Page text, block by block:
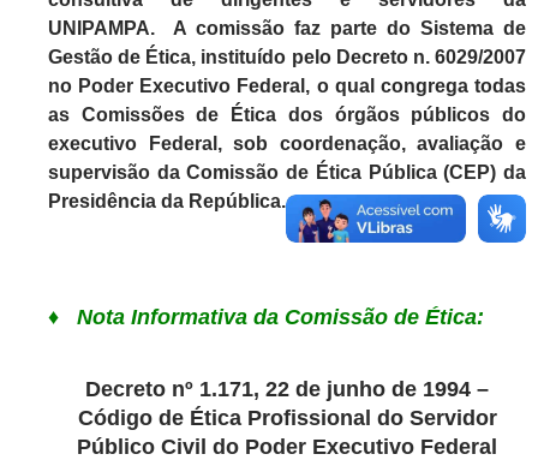
UNIPAMPA. A comissão faz parte do Sistema de
Gestão de Ética, instituído pelo Decreto n. 6029/2007
no Poder Executivo Federal, o qual congrega todas
as Comissões de Ética dos órgãos públicos do
executivo Federal, sob coordenação, avaliação e
supervisão da Comissão de Ética Pública (CEP) da
Presidência da República.
♦ Nota Informativa da Comissão de Ética:
Decreto nº 1.171, 22 de junho de 1994 –
Código de Ética Profissional do Servidor
Público Civil do Poder Executivo Federal